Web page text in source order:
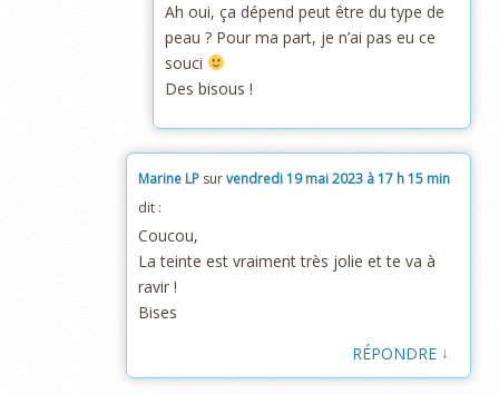
Ah oui, ça dépend peut être du type de
peau ? Pour ma part, je n’ai pas eu ce
souci
Des bisous !
Marine LP survendredi 19 mai 2023 à 17 h 15 min
dit :
Coucou,
La teinte est vraiment très jolie et te va à
ravir !
Bises
RÉPONDRE ↓